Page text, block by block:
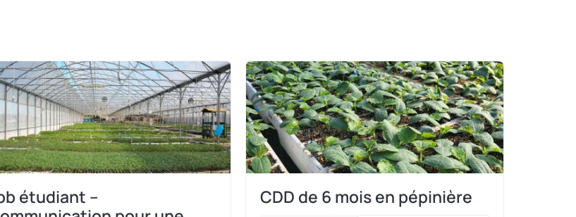
étudiant –
CDD de 6 mois en pépinière